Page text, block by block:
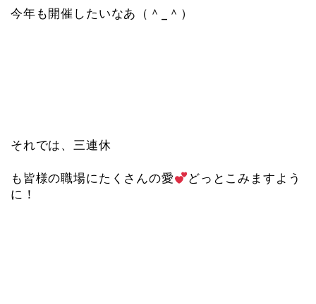
今年も開催したいなあ（＾_＾）
それでは、三連休
も皆様の職場にたくさんの愛
どっとこみますよう
に！